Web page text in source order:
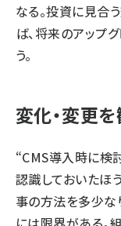
なる。投資に見合
ば、将来のアップ
う。
変化・変更
“CMS導入時に検
認識しておいたほ
事の方法を多少な